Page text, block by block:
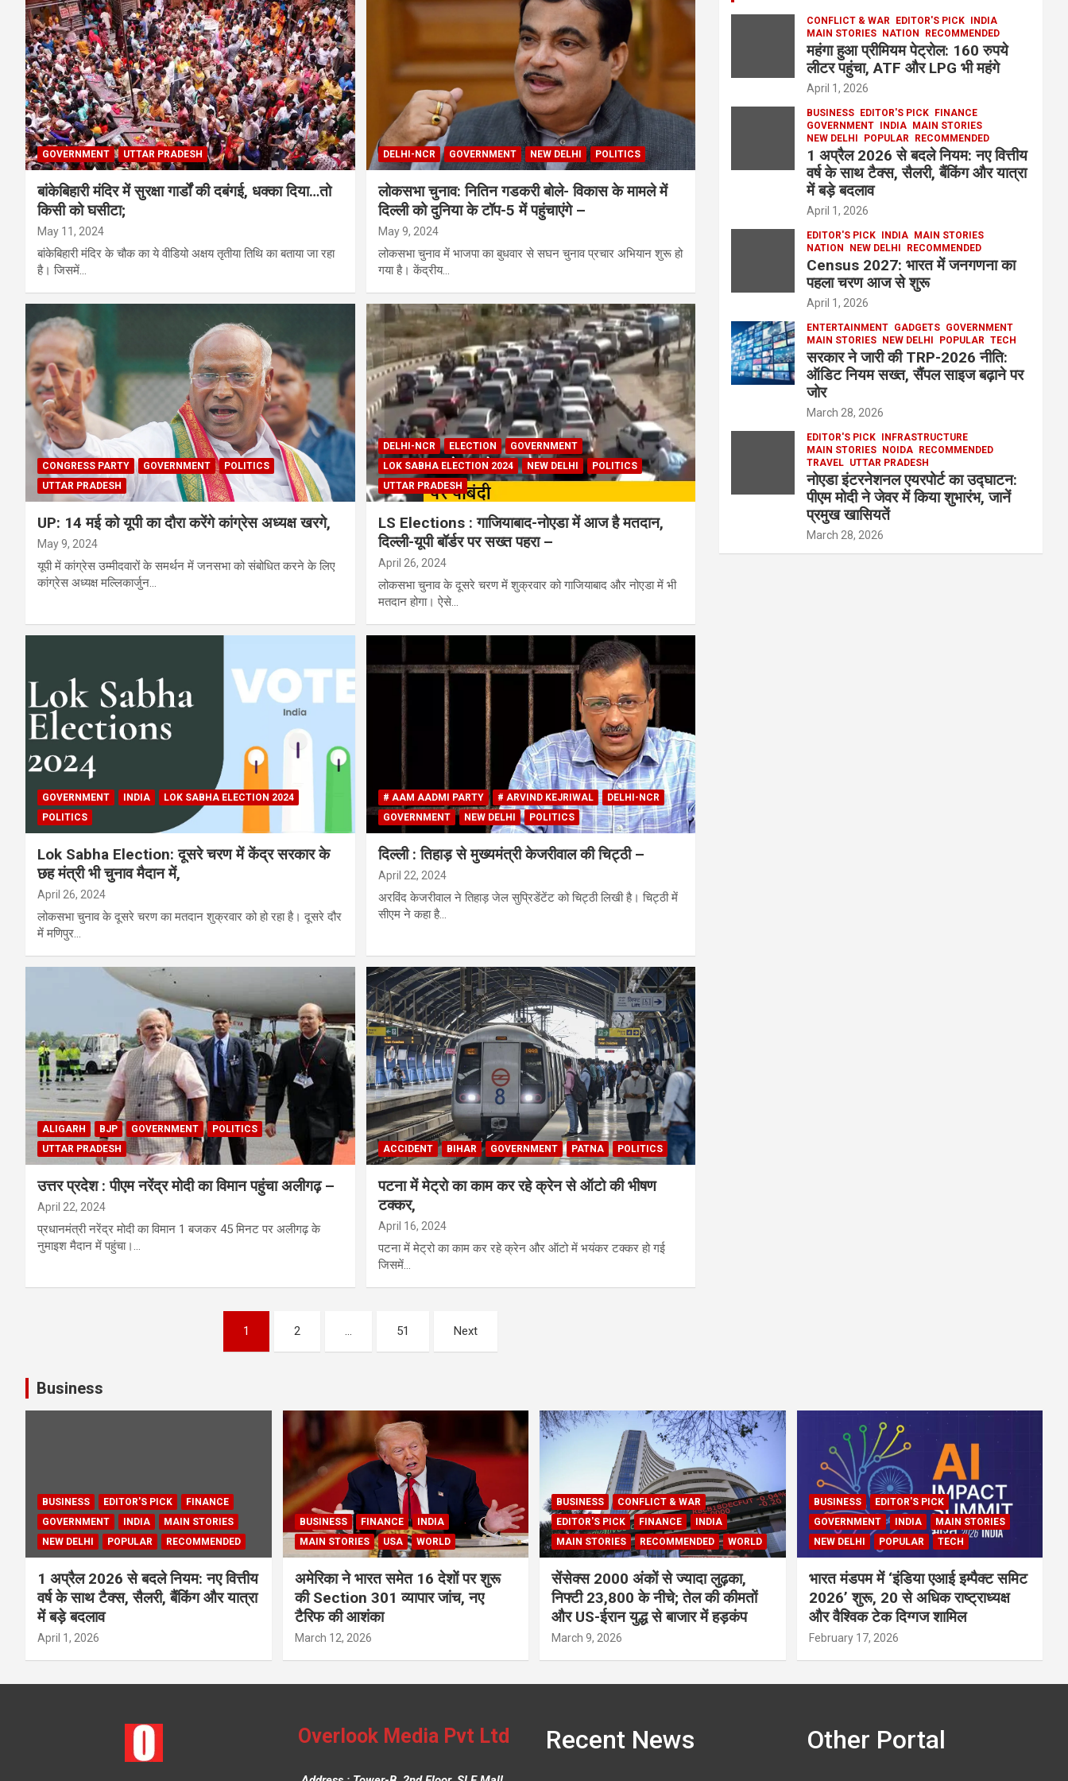
GOVERNMENT UTTAR PRADESH
बांकेबिहारी मंदिर में सुरक्षा गार्डों की दबंगई, धक्का दिया…तो
किसी को घसीटा;
May 11, 2024
बांकेबिहारी मंदिर के चौक का ये वीडियो अक्षय तृतीया तिथि का बताया जा रहा
है। जिसमें…
DELHI-NCR GOVERNMENT NEW DELHI POLITICS
लोकसभा चुनाव: नितिन गडकरी बोले- विकास के मामले में
दिल्ली को दुनिया के टॉप-5 में पहुंचाएंगे –
May 9, 2024
लोकसभा चुनाव में भाजपा का बुधवार से सघन चुनाव प्रचार अभियान शुरू हो
गया है। केंद्रीय…
CONGRESS PARTY GOVERNMENT
POLITICS
UTTAR PRADESH
UP: 14 मई को यूपी का दौरा करेंगे कांग्रेस अध्यक्ष खरगे,
May 9, 2024
यूपी में कांग्रेस उम्मीदवारों के समर्थन में जनसभा को संबोधित करने के लिए
कांग्रेस अध्यक्ष मल्लिकार्जुन…
DELHI-NCR ELECTION
GOVERNMENT
LOK SABHA ELECTION 2024
NEW DELHI
POLITICS
UTTAR PRADESH
LS Elections : गाजियाबाद-नोएडा में आज है मतदान,
दिल्ली-यूपी बॉर्डर पर सख्त पहरा –
April 26, 2024
लोकसभा चुनाव के दूसरे चरण में शुक्रवार को गाजियाबाद और नोएडा में भी
मतदान होगा। ऐसे…
GOVERNMENT INDIA
LOK SABHA ELECTION 2024
POLITICS
Lok Sabha Election: दूसरे चरण में केंद्र सरकार के
छह मंत्री भी चुनाव मैदान में,
April 26, 2024
लोकसभा चुनाव के दूसरे चरण का मतदान शुक्रवार को हो रहा है। दूसरे दौर
में मणिपुर…
# AAM AADMI PARTY # ARVIND KEJRIWAL
DELHI-NCR
GOVERNMENT
NEW DELHI POLITICS
दिल्ली : तिहाड़ से मुख्यमंत्री केजरीवाल की चिट्ठी –
April 22, 2024
अरविंद केजरीवाल ने तिहाड़ जेल सुप्रिडेंटेंट को चिट्ठी लिखी है। चिट्ठी में
सीएम ने कहा है…
ALIGARH BJP GOVERNMENT
POLITICS
UTTAR PRADESH
उत्तर प्रदेश : पीएम नरेंद्र मोदी का विमान पहुंचा अलीगढ़ –
April 22, 2024
प्रधानमंत्री नरेंद्र मोदी का विमान 1 बजकर 45 मिनट पर अलीगढ़ के
नुमाइश मैदान में पहुंचा।…
ACCIDENT BIHAR GOVERNMENT PATNA POLITICS
पटना में मेट्रो का काम कर रहे क्रेन से ऑटो की भीषण
टक्कर,
April 16, 2024
पटना में मेट्रो का काम कर रहे क्रेन और ऑटो में भयंकर टक्कर हो गई
जिसमें…
1 2 51 Next
CONFLICT & WAR EDITOR'S PICK INDIA
MAIN STORIES NATION RECOMMENDED
महंगा हुआ प्रीमियम पेट्रोल: 160 रुपये
लीटर पहुंचा, ATF और LPG भी महंगे
April 1, 2026
BUSINESS EDITOR'S PICK FINANCE
GOVERNMENT INDIA MAIN STORIES
NEW DELHI
POPULAR RECOMMENDED
1 अप्रैल 2026 से बदले नियम: नए वित्तीय
वर्ष के साथ टैक्स, सैलरी, बैंकिंग और यात्रा
में बड़े बदलाव
April 1, 2026
EDITOR'S PICK INDIA MAIN STORIES
NATION
NEW DELHI RECOMMENDED
Census 2027: भारत में जनगणना का
पहला चरण आज से शुरू
April 1, 2026
ENTERTAINMENT GADGETS GOVERNMENT
MAIN STORIES NEW DELHI POPULAR TECH
सरकार ने जारी की TRP-2026 नीति:
ऑडिट नियम सख्त, सैंपल साइज बढ़ाने पर
जोर
March 28, 2026
EDITOR'S PICK INFRASTRUCTURE
MAIN STORIES NOIDA RECOMMENDED
TRAVEL UTTAR PRADESH
नोएडा इंटरनेशनल एयरपोर्ट का उद्घाटन:
पीएम मोदी ने जेवर में किया शुभारंभ, जानें
प्रमुख खासियतें
March 28, 2026
Business
BUSINESS EDITOR'S PICK
FINANCE
GOVERNMENT
INDIA
MAIN STORIES
NEW DELHI
POPULAR RECOMMENDED
1 अप्रैल 2026 से बदले नियम: नए वित्तीय
वर्ष के साथ टैक्स, सैलरी, बैंकिंग और यात्रा
में बड़े बदलाव
April 1, 2026
BUSINESS FINANCE
INDIA
MAIN STORIES
USA WORLD
अमेरिका ने भारत समेत 16 देशों पर शुरू
की Section 301 व्यापार जांच, नए
टैरिफ की आशंका
March 12, 2026
BUSINESS
CONFLICT & WAR
EDITOR'S PICK
FINANCE
INDIA
MAIN STORIES
RECOMMENDED WORLD
सेंसेक्स 2000 अंकों से ज्यादा लुढ़का,
निफ्टी 23,800 के नीचे; तेल की कीमतों
और US-ईरान युद्ध से बाजार में हड़कंप
March 9, 2026
BUSINESS
EDITOR'S PICK
GOVERNMENT
INDIA
MAIN STORIES
NEW DELHI
POPULAR TECH
भारत मंडपम में ‘इंडिया एआई इम्पैक्ट समिट
2026’ शुरू, 20 से अधिक राष्ट्राध्यक्ष
और वैश्विक टेक दिग्गज शामिल
February 17, 2026
Overlook Media Pvt Ltd Recent News Other Portal